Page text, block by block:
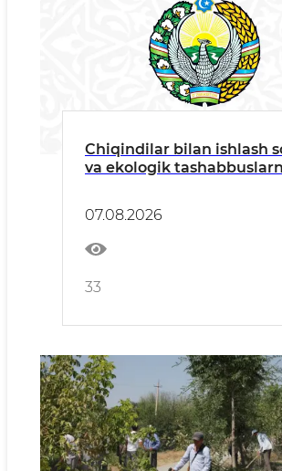
Chiqindilar bilan ishlash
va ekologik
yig'ilishida muhokama
07.08.2026
33